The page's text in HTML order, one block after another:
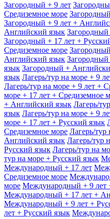
Загородный + 9 лет
Средиземное море
Загородный + 9 лет +
Английский язык Загородный
Загородный + 17 лет +
Средиземное море
Английский язык
язык Загородный +
язык Лагерь/тур на море + 9
Лагерь/тур на море + 9 лет +
море + 17 лет + Средиземное
+ Английский язык Лагерь/
язык Лагерь/тур на море + 9
море + 17 лет + Русский язык
Средиземное море Лагерь/
Английский язык Лагерь/тур
Русский язык Лагерь/тур на
тур на море + Русский язык
Международный + 17 лет
Средиземное море
море Международный + 9 лет
Международный + 17 лет +
Международный + 9 лет +
лет + Русский язык